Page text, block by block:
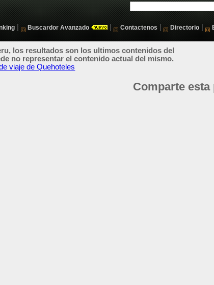
Buscardor Avanzado Contactenos Directorio
los resultados son los ultimos contenidos del
no representar el contenido actual del mismo.
viaje de Quehoteles
Comparte esta